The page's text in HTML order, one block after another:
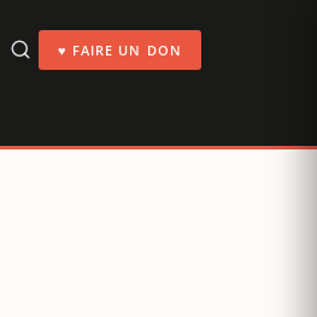
♥ FAIRE UN DON